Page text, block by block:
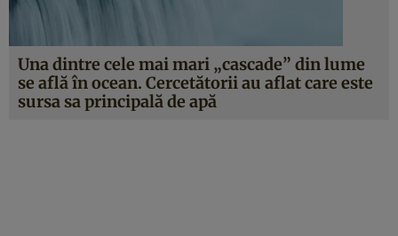
Una dintre cele mai mari „cascade” din lume
se află în ocean. Cercetătorii au aflat care este
sursa sa principală de apă